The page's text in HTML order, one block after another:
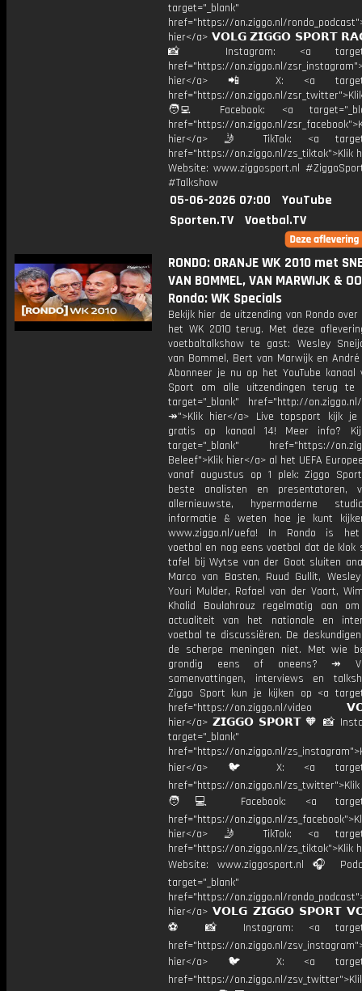
target="_blank"
href="https://on.ziggo.nl/
hier</a> 𝗩𝗢𝗟𝗚 𝗭𝗜𝗚𝗚𝗢 𝗦𝗣𝗢𝗥𝗧
📸 Instagram: <a
href="https://on.ziggo.nl/
hier</a> 📲 X: <a
href="https://on.ziggo.nl/
🧑‍💻 Facebook: <a
href="https://on.ziggo.nl/
hier</a> 🤳 TikTok: <a
href="https://on.ziggo.nl/zs_tiktok">Klik
Website: www.ziggosport.nl
#Talkshow
05-06-2026 07:00
YouTube
Sporten.TV
Voetbal.TV
RONDO: ORANJE WK 2010 met
VAN BOMMEL, VAN MARWIJK &
Rondo: WK Specials
Bekijk hier de uitzending van Rondo over
het WK 2010 terug. Met deze
voetbaltalkshow te gast: Wesley
van Bommel, Bert van Marwijk en
Abonneer je nu op het YouTube kanaal
Sport om alle uitzendingen terug te
target="_blank" href="http://
↠">Klik hier</a> Live topsport kijk je
gratis op kanaal 14! Meer info?
target="_blank" href="https://
Beleef">Klik hier</a> al het UEFA
vanaf augustus op 1 plek: Ziggo
beste analisten en presentatoren,
allernieuwste, hypermoderne
informatie & weten hoe je kunt
www.ziggo.nl/uefa! In Rondo is
voetbal en nog eens voetbal dat de klok
tafel bij Wytse van der Goot sluiten
Marco van Basten, Ruud Gullit,
Youri Mulder, Rafael van der Vaart,
Khalid Boulahrouz regelmatig aan
actualiteit van het nationale en
voetbal te discussiëren. De
de scherpe meningen niet. Met wie
grondig eens of oneens? ↠
samenvattingen, interviews en
Ziggo Sport kun je kijken op <a
href="https://on.ziggo.nl/video
hier</a> 𝗭𝗜𝗚𝗚𝗢 𝗦𝗣𝗢𝗥𝗧 🧡 📸
target="_blank"
href="https://on.ziggo.nl/
hier</a> 🐦 X: <a
href="https://on.ziggo.nl/
🧑💻 Facebook: <a
href="https://on.ziggo.nl/
hier</a> 🤳 TikTok: <a
href="https://on.ziggo.nl/zs_tiktok">Klik
Website: www.ziggosport.nl 🎧
target="_blank"
href="https://on.ziggo.nl/
hier</a> 𝗩𝗢𝗟𝗚 𝗭𝗜𝗚𝗚𝗢 𝗦𝗣𝗢𝗥𝗧
⚽️ 📸 Instagram: <a
href="https://on.ziggo.nl/
hier</a> 🐦 X: <a
href="https://on.ziggo.nl/